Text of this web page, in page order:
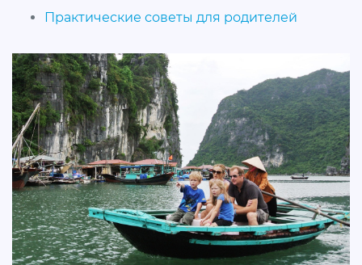
Практические советы для родителей